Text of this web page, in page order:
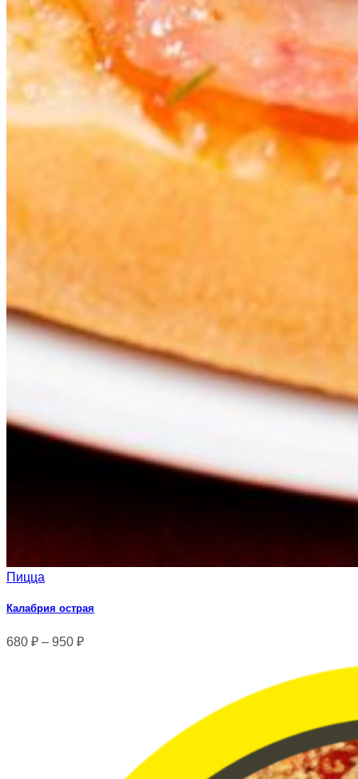
Пицца
Калабрия острая
680 ₽ – 950 ₽